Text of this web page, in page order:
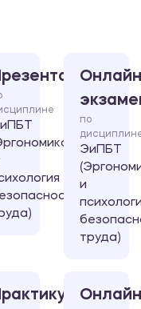
по
ЭиПБТ
и
труда)